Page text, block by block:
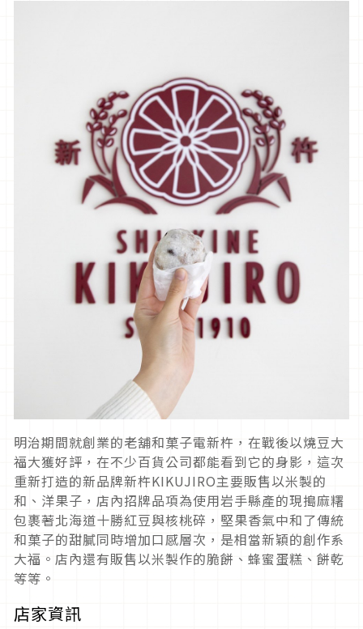
明治期間就創業的老舖和菓子電新杵，在戰後以燒豆大
福大獲好評，在不少百貨公司都能看到它的身影，這次
重新打造的新品牌新杵KIKUJIRO主要販售以米製的
和、洋果子，店內招牌品項為使用岩手縣產的現搗麻糬
包裹著北海道十勝紅豆與核桃碎，堅果香氣中和了傳統
和菓子的甜膩同時增加口感層次，是相當新穎的創作系
大福。店內還有販售以米製作的脆餅、蜂蜜蛋糕、餅乾
等等。
店家資訊